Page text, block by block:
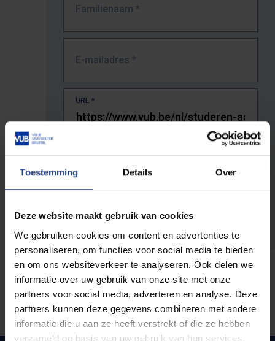
Toestemming Details Over
Deze website maakt gebruik van cookies
We gebruiken cookies om content en advertenties te
personaliseren, om functies voor social media te bieden
en om ons websiteverkeer te analyseren. Ook delen we
informatie over uw gebruik van onze site met onze
partners voor social media, adverteren en analyse. Deze
partners kunnen deze gegevens combineren met andere
informatie die u aan ze heeft verstrekt of die ze hebben
verzameld op basis van uw gebruik van hun services.
Familienaam *
E-mailadres *
URL *
De volledige URL van de pagina waar je de fout zag.